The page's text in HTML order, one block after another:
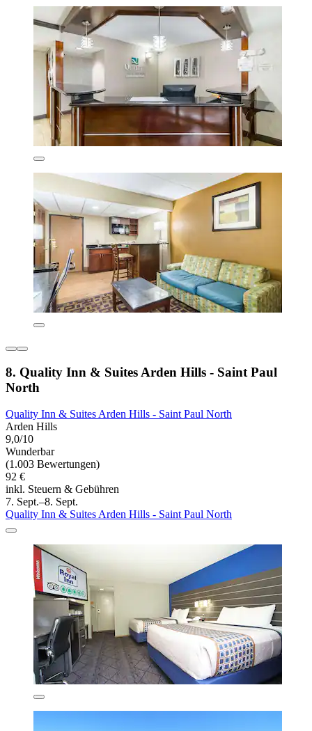
8. Quality Inn & Suites Arden Hills - Saint Paul
North
Quality Inn & Suites Arden Hills - Saint Paul North
Arden Hills
9,0/10
Wunderbar
(1.003 Bewertungen)
92 €
inkl. Steuern & Gebühren
7. Sept.–8. Sept.
Quality Inn & Suites Arden Hills - Saint Paul North